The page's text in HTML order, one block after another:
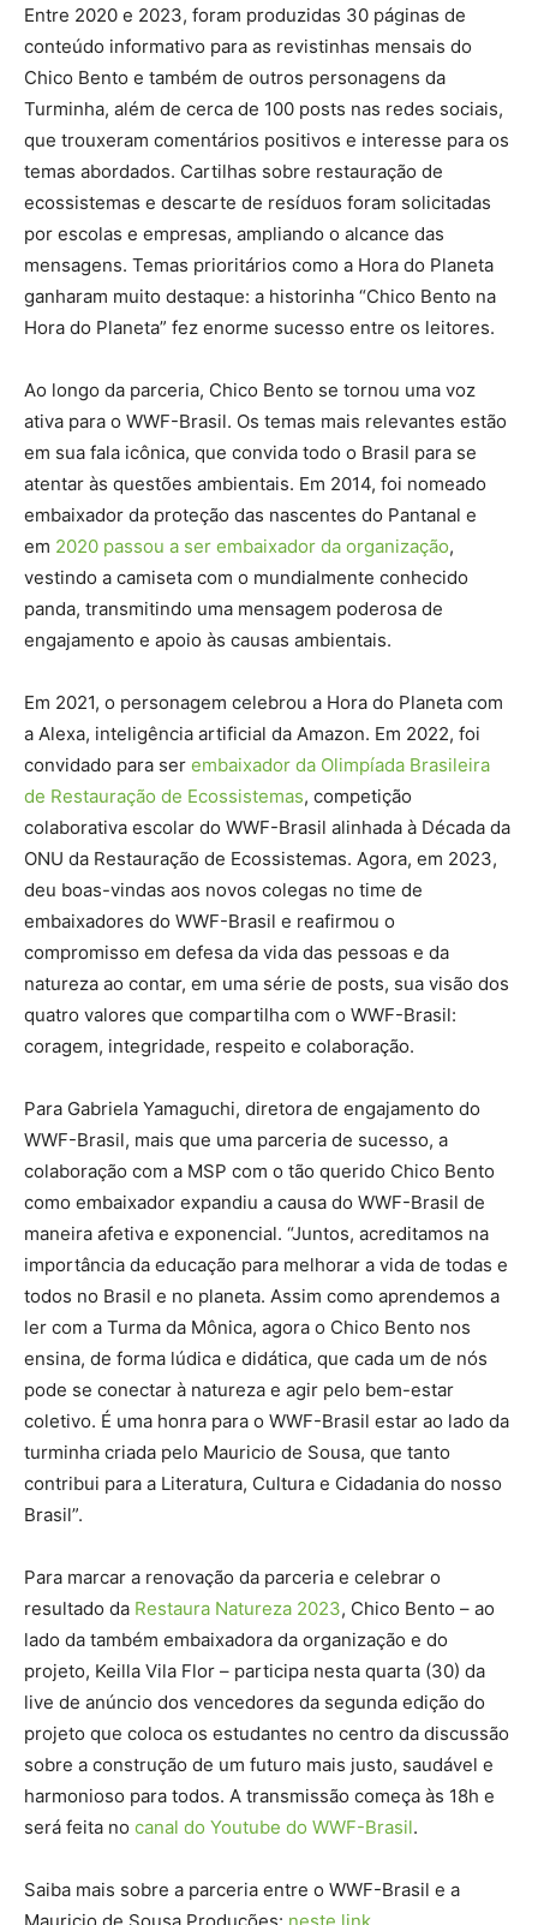
Entre 2020 e 2023, foram produzidas 30 páginas de
conteúdo informativo para as revistinhas mensais do
Chico Bento e também de outros personagens da
Turminha, além de cerca de 100 posts nas redes sociais,
que trouxeram comentários positivos e interesse para os
temas abordados. Cartilhas sobre restauração de
ecossistemas e descarte de resíduos foram solicitadas
por escolas e empresas, ampliando o alcance das
mensagens. Temas prioritários como a Hora do Planeta
ganharam muito destaque: a historinha “Chico Bento na
Hora do Planeta” fez enorme sucesso entre os leitores.
Ao longo da parceria, Chico Bento se tornou uma voz
ativa para o WWF-Brasil. Os temas mais relevantes estão
em sua fala icônica, que convida todo o Brasil para se
atentar às questões ambientais. Em 2014, foi nomeado
embaixador da proteção das nascentes do Pantanal e
em 2020 passou a ser embaixador da organização,
vestindo a camiseta com o mundialmente conhecido
panda, transmitindo uma mensagem poderosa de
engajamento e apoio às causas ambientais.
Em 2021, o personagem celebrou a Hora do Planeta com
a Alexa, inteligência artificial da Amazon. Em 2022, foi
convidado para ser embaixador da Olimpíada Brasileira
de Restauração de Ecossistemas, competição
colaborativa escolar do WWF-Brasil alinhada à Década da
ONU da Restauração de Ecossistemas. Agora, em 2023,
deu boas-vindas aos novos colegas no time de
embaixadores do WWF-Brasil e reafirmou o
compromisso em defesa da vida das pessoas e da
natureza ao contar, em uma série de posts, sua visão dos
quatro valores que compartilha com o WWF-Brasil:
coragem, integridade, respeito e colaboração.
Para Gabriela Yamaguchi, diretora de engajamento do
WWF-Brasil, mais que uma parceria de sucesso, a
colaboração com a MSP com o tão querido Chico Bento
como embaixador expandiu a causa do WWF-Brasil de
maneira afetiva e exponencial. “Juntos, acreditamos na
importância da educação para melhorar a vida de todas e
todos no Brasil e no planeta. Assim como aprendemos a
ler com a Turma da Mônica, agora o Chico Bento nos
ensina, de forma lúdica e didática, que cada um de nós
pode se conectar à natureza e agir pelo bem-estar
coletivo. É uma honra para o WWF-Brasil estar ao lado da
turminha criada pelo Mauricio de Sousa, que tanto
contribui para a Literatura, Cultura e Cidadania do nosso
Brasil”.
Para marcar a renovação da parceria e celebrar o
resultado da Restaura Natureza 2023, Chico Bento – ao
lado da também embaixadora da organização e do
projeto, Keilla Vila Flor – participa nesta quarta (30) da
live de anúncio dos vencedores da segunda edição do
projeto que coloca os estudantes no centro da discussão
sobre a construção de um futuro mais justo, saudável e
harmonioso para todos. A transmissão começa às 18h e
será feita no canal do Youtube do WWF-Brasil.
Saiba mais sobre a parceria entre o WWF-Brasil e a